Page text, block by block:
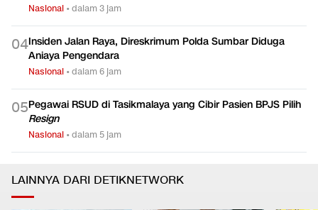
Nasional •dalam 3 jam
04Insiden Jalan Raya, Direskrimum Polda Sumbar Diduga
Aniaya Pengendara
Nasional •dalam 6 jam
05Pegawai RSUD di Tasikmalaya yang Cibir Pasien BPJS Pilih
Resign
Nasional •dalam 5 jam
LAINNYA DARI DETIKNETWORK